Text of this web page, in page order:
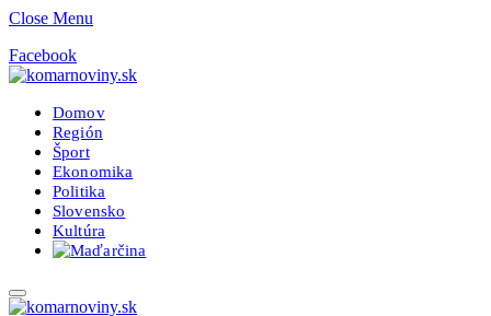
Close Menu
Facebook
Domov
Región
Šport
Ekonomika
Politika
Slovensko
Kultúra